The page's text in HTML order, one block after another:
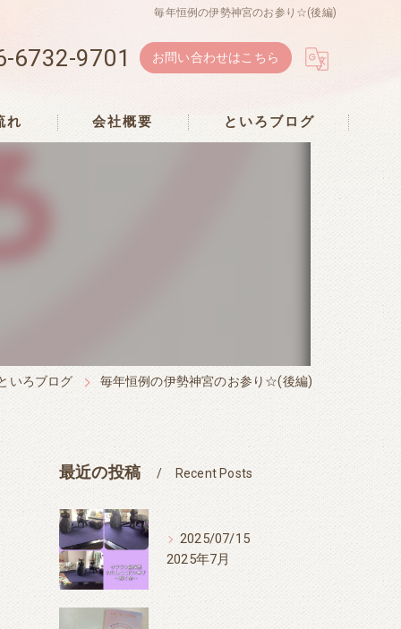
毎年恒例の伊勢神宮のお参り☆(後編)
6732-9701 お問い合わせはこちら
れ 会社概要 といろブログ
いろブログ 毎年恒例の伊勢神宮のお参り☆(後編)
最近の投稿 Recent Posts
2025/07/15
2025年7月